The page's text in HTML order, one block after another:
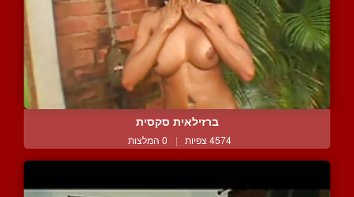
ברזילאית סקסית
4574 צפיות | 0 המלצות